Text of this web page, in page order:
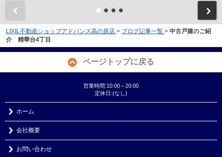
LIXIL不動産ショップアドバンス高の原店 > ブログ記事一覧 > 中古戸建のご紹
介 精華台4丁目
ページトップに戻る
営業時間:10:00～20:00
定休日:(なし)
ホーム
会社概要
お問い合わせ